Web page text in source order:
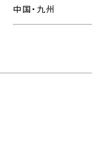
中国・九州